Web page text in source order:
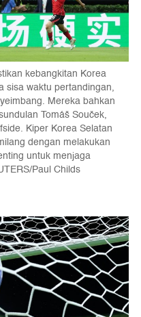
kebangkitan Korea
sisa waktu pertandingan,
Mereka bahkan
Tomáš Souček,
Kiper Korea Selatan
dengan melakukan
untuk menjaga
Paul Childs